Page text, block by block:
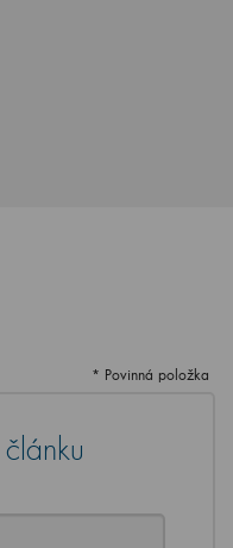
* Povinná položka